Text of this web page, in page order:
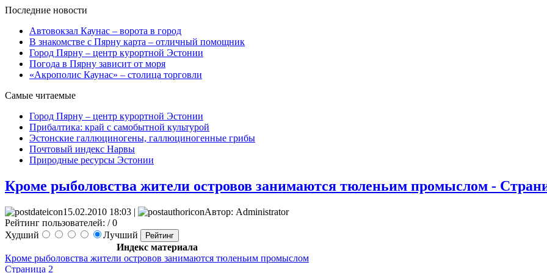
Последние новости
Автовокзал Каунас – ворота в город
В знакомстве с Пярну карта – отличный помощник
Город Пярну – центр курортной Эстонии
Погода в Пярну зависит от моря
«Акрополис Каунас» – столица торговли
Самые читаемые
Город Пярну – центр курортной Эстонии
Прибалтика: край с самобытной культурой
Эстонские галлюциногены, галлюциногенные грибы
Почтовый индекс Нарвы
Природные ресурсы Эстонии
Кроме рыболовства жители островов занимаются тюленьим промыслом -
15.02.2010 18:03 |
Автор: Administrator
Рейтинг пользователей: / 0
Худший
Лучший
Индекс материала
Кроме рыболовства жители островов занимаются тюленьим промыслом
Страница 2